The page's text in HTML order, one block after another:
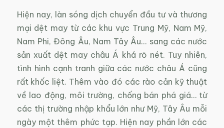
Hiện nay, làn sóng dịch chuyển đầu tư và thương
mại dệt may từ các khu vực Trung Mỹ, Nam Mỹ,
Nam Phi, Đông Âu, Nam Tây Âu… sang các nước
sản xuất dệt may châu Á khá rõ nét. Tuy nhiên,
tình hình cạnh tranh giữa các nước châu Á cũng
rất khốc liệt. Thêm vào đó các rào cản kỹ thuật
về lao động, môi trường, chống bán phá giá… từ
các thị trường nhập khẩu lớn như Mỹ, Tây Âu mỗi
ngày một thêm phức tạp. Hiện nay phần lớn các